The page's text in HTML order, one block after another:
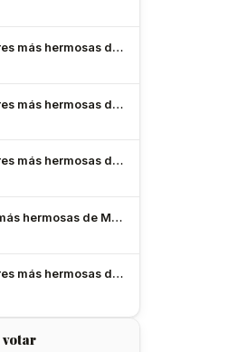
hermosas de México
hermosas de Colombia
hermosas de España
hermosas de México
hermosas de Argentina
votar